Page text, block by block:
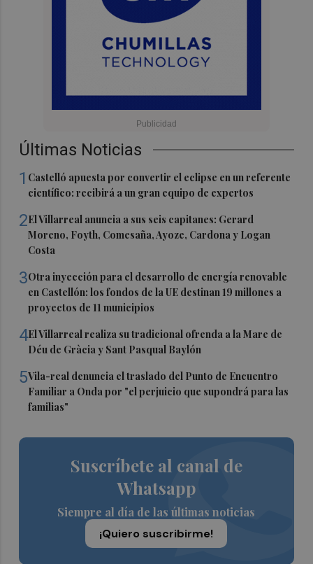
Últimas Noticias
1 Castelló apuesta por convertir el eclipse en un referente
científico: recibirá a un gran equipo de expertos
2El Villarreal anuncia a sus seis capitanes: Gerard
Moreno, Foyth, Comesaña, Ayoze, Cardona y Logan
Costa
3Otra inyección para el desarrollo de energía renovable
en Castellón: los fondos de la UE destinan 19 millones a
proyectos de 11 municipios
4El Villarreal realiza su tradicional ofrenda a la Mare de
Déu de Gràcia y Sant Pasqual Baylón
5Vila-real denuncia el traslado del Punto de Encuentro
Familiar a Onda por "el perjuicio que supondrá para las
familias"
Suscríbete al canal de
Whatsapp
Siempre al día de las últimas noticias
¡Quiero suscribirme!